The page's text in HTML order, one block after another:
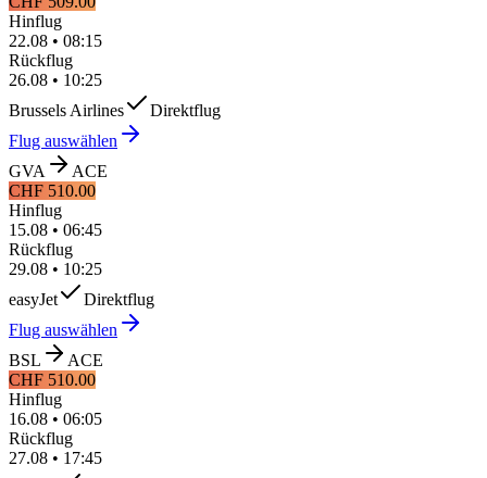
Hinflug
22.08 • 08:15
Rückflug
26.08 • 10:25
Brussels Airlines
Direktflug
Flug auswählen
GVA
ACE
CHF 510.00
Hinflug
15.08 • 06:45
Rückflug
29.08 • 10:25
easyJet
Direktflug
Flug auswählen
BSL
ACE
CHF 510.00
Hinflug
16.08 • 06:05
Rückflug
27.08 • 17:45